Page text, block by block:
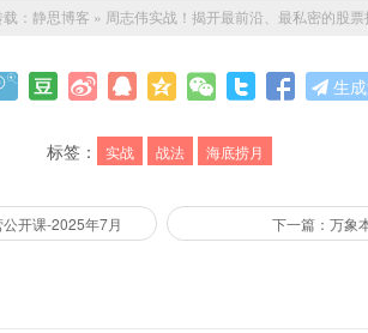
： 静思博客 » 周志伟实战！揭开最前沿、最私密的股
生
标签： 实战 战法 海底捞月
开课-2025年7月 下一篇：万象